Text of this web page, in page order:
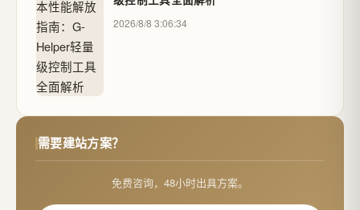
2026/8/8 3:06:34
需要建站方案？
免费咨询，48小时出具方案。